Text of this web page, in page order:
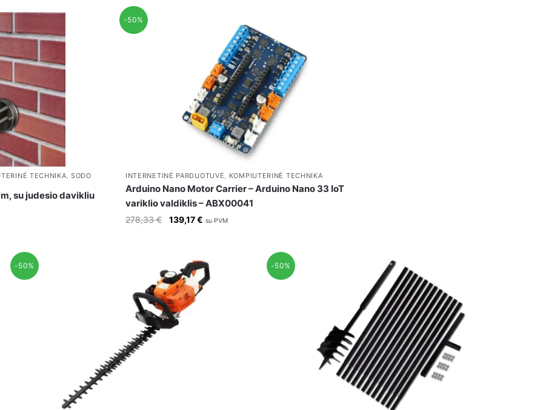
TECHNIKA, SODO
su judesio davikliu
-50%
INTERNETINĖ PARDUOTUVĖ, KOMPIUTERINĖ TECHNIKA
Arduino Nano Motor Carrier – Arduino Nano 33 IoT
variklio valdiklis – ABX00041
278,33€
Original
278,33 €.
139,17€Current
139,17 €.
su PVM
-50% -50%